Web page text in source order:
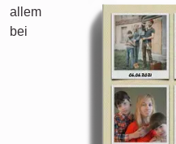
allem
bei